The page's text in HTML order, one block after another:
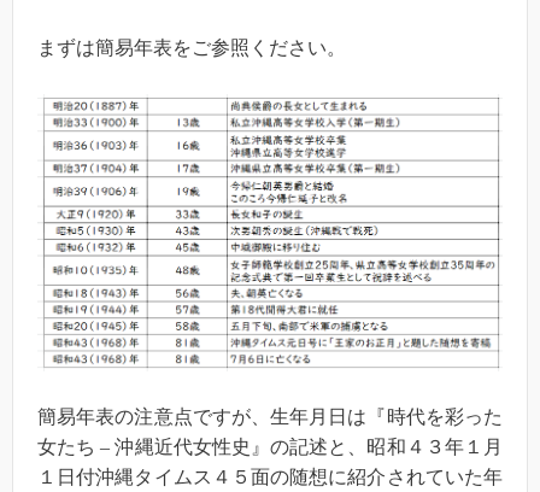
まずは簡易年表をご参照ください。
簡易年表の注意点ですが、生年月日は『時代を彩った
女たち – 沖縄近代女性史』の記述と、昭和４３年１月
１日付沖縄タイムス４５面の随想に紹介されていた年